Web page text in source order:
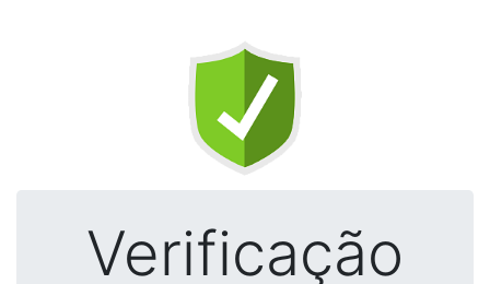
Verificação